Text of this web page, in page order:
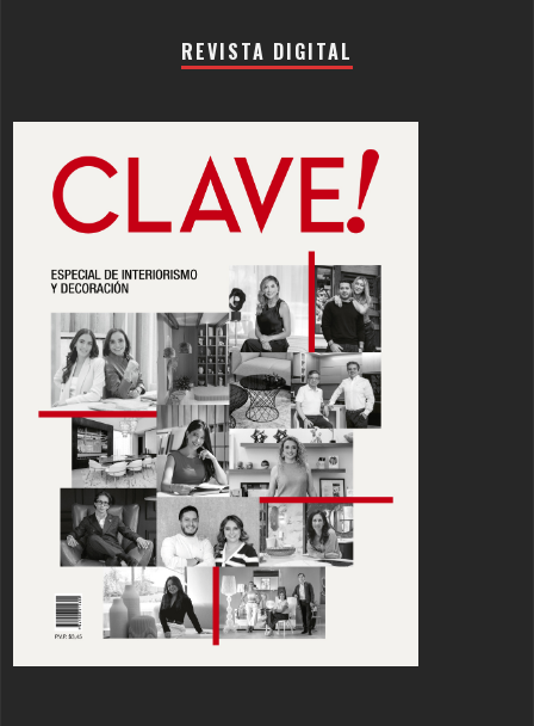
REVISTA DIGITAL